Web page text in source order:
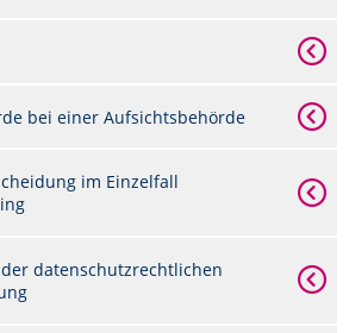
bei einer Aufsichtsbehörde
im Einzelfall
datenschutzrechtlichen